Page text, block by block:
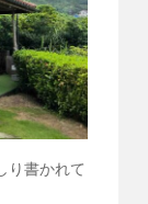
り書かれて